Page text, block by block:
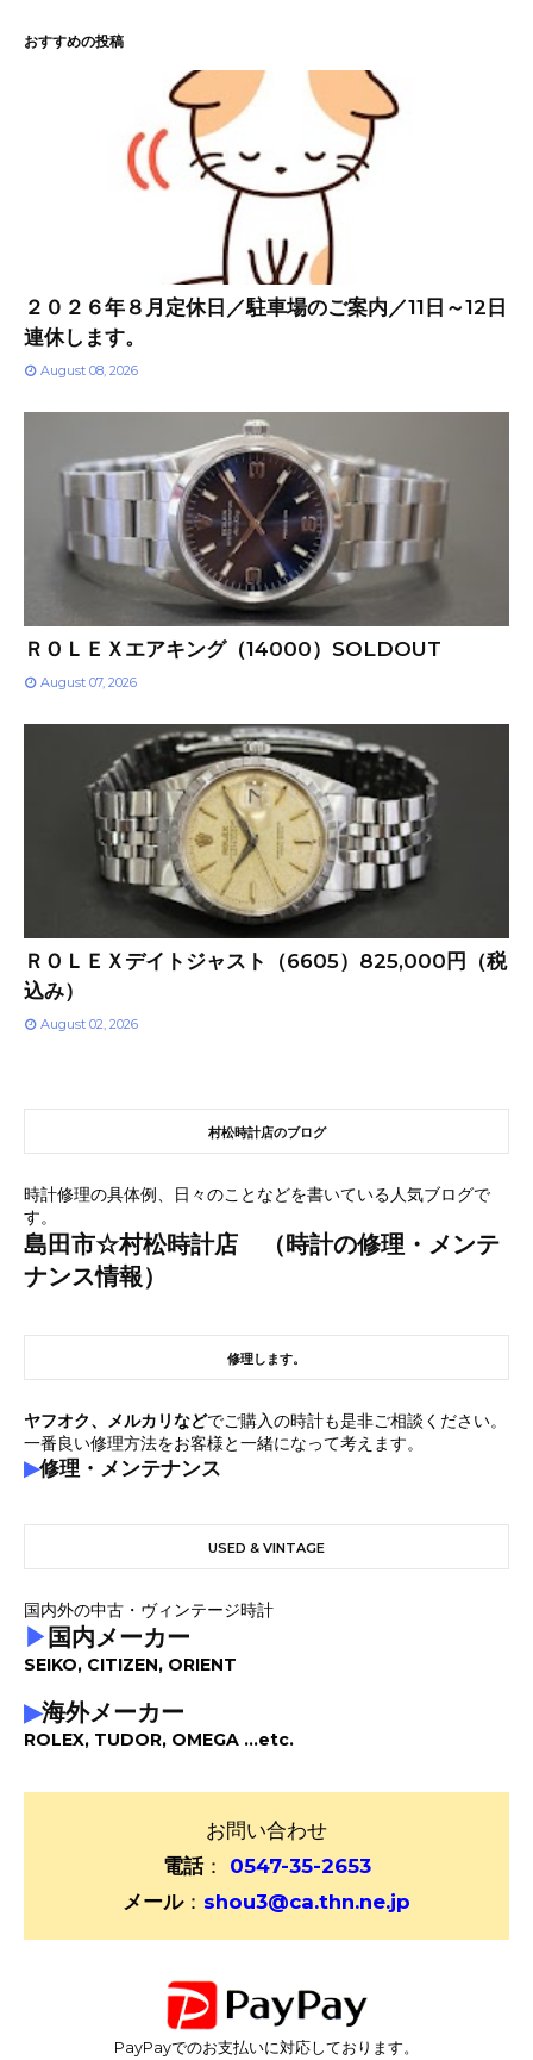
おすすめの投稿
２０２６年８月定休日／駐車場のご案内／11日～12日
連休します。
August 08, 2026
ＲＯＬＥＸエアキング（14000）SOLDOUT
August 07, 2026
ＲＯＬＥＸデイトジャスト（6605）825,000円（税
込み）
August 02, 2026
村松時計店のブログ
時計修理の具体例、日々のことなどを書いている人気ブログで
す。
島田市☆村松時計店 （時計の修理・メンテ
ナンス情報）
修理します。
ヤフオク、メルカリなどでご購入の時計も是非ご相談ください。
一番良い修理方法をお客様と一緒になって考えます。
▶修理・メンテナンス
USED & VINTAGE
国内外の中古・ヴィンテージ時計
▶ 国内メーカー
SEIKO, CITIZEN, ORIENT
▶海外メーカー
ROLEX, TUDOR, OMEGA ...etc.
お問い合わせ
電話：
0547-35-2653
メール： shou3@ca.thn.ne.jp
PayPayでのお支払いに対応しております。